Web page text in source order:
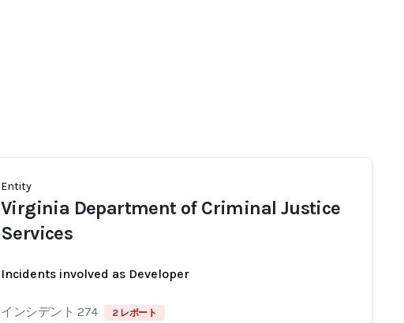
Entity
Virginia Department of Criminal Justice
Services
Incidents involved as Developer
インシデント 274 2 レポート